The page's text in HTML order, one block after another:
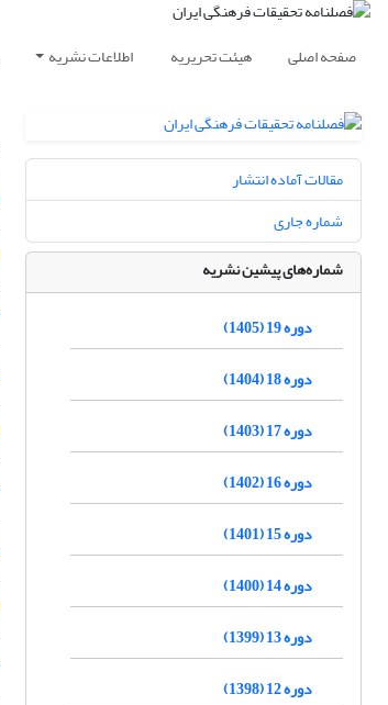
صفحه اصلی هیئت تحریریه اطلاعات نشریه
مقالات آماده انتشار
شماره جاری
شماره‌های پیشین نشریه
دوره 19 (1405)
دوره 18 (1404)
دوره 17 (1403)
دوره 16 (1402)
دوره 15 (1401)
دوره 14 (1400)
دوره 13 (1399)
دوره 12 (1398)